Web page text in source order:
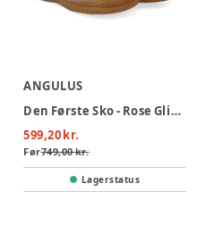
ANGULUS
Den Første Sko - Rose Glitter Suede
599,20 kr.
Før749,00 kr.
Lagerstatus